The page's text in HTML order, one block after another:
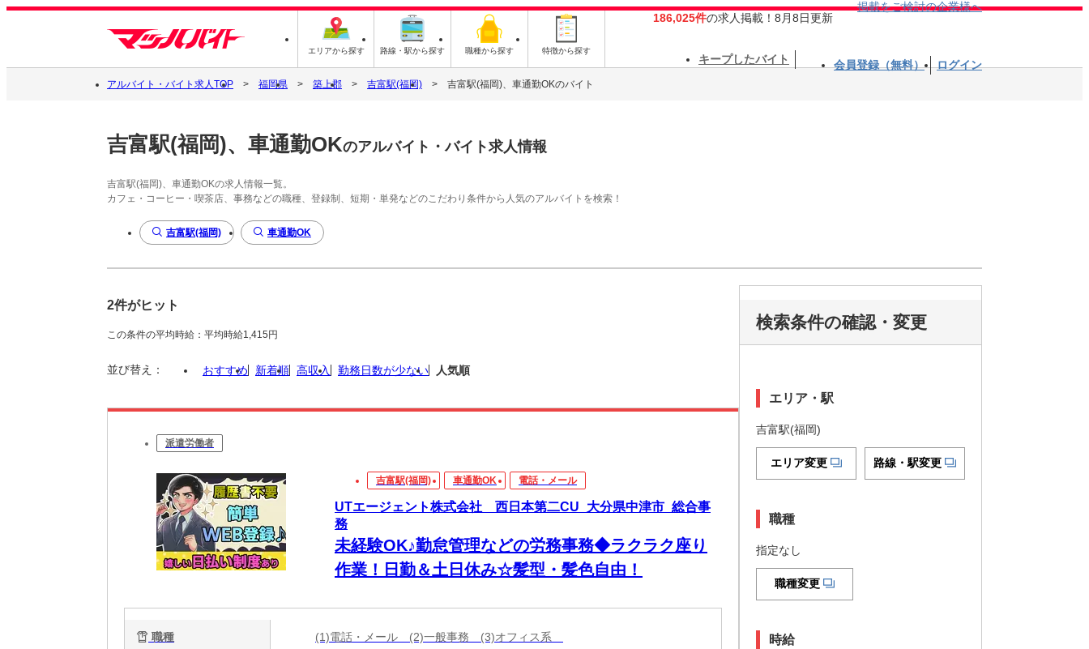
エリアから探す 路線・駅から探す 職種から探す 特徴から探す
186,025件の求人掲載！8月8日更新
掲載をご検討の企業様へ
キープしたバイト 会員登録（無料） ログイン
アルバイト・バイト求人TOP 福岡県 築上郡 吉富駅(福岡) 吉富駅(福岡)、車通勤OKのバイト
吉富駅(福岡)、車通勤OKのアルバイト・バイト求人情報
吉富駅(福岡)、車通勤OKの求人情報一覧。
カフェ・コーヒー・喫茶店、事務などの職種、登録制、短期・単発などのこだわり条件から人気のアルバイトを検索！
吉富駅(福岡) 車通勤OK
2件がヒット
この条件の平均時給：平均時給1,415円
並び替え： おすすめ 新着順 高収入 勤務日数が少ない 人気順
派遣労働者
吉富駅(福岡) 車通勤OK 電話・メール
UTエージェント株式会社 西日本第二CU_大分県中津市_総合事
務
未経験OK♪勤怠管理などの労務事務◆ラクラク座り
作業！日勤＆土日休み☆髪型・髪色自由！
職種 (1)電話・メール (2)一般事務 (3)オフィス系
検索条件の確認・変更
エリア・駅
吉富駅(福岡)
エリア変更 路線・駅変更
職種
指定なし
職種変更
時給